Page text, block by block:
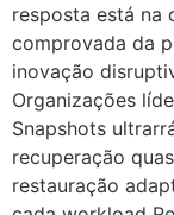
resposta está na
comprovada da
inovação
Organizações
Snapshots
recuperação
restauração